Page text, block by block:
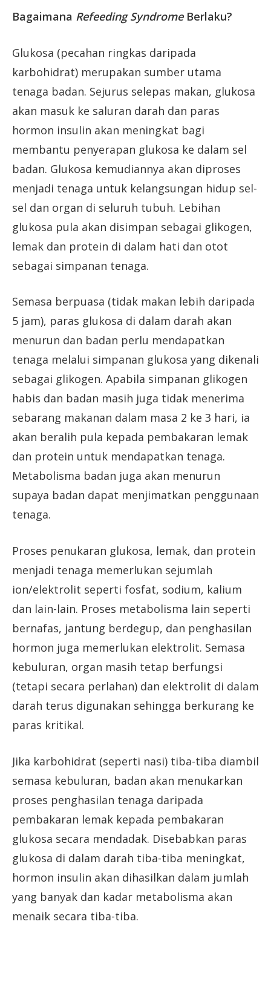
Bagaimana Refeeding SyndromeBerlaku?
Glukosa (pecahan ringkas daripada
karbohidrat) merupakan sumber utama
tenaga badan. Sejurus selepas makan, glukosa
akan masuk ke saluran darah dan paras
hormon insulin akan meningkat bagi
membantu penyerapan glukosa ke dalam sel
badan. Glukosa kemudiannya akan diproses
menjadi tenaga untuk kelangsungan hidup sel-
sel dan organ di seluruh tubuh. Lebihan
glukosa pula akan disimpan sebagai glikogen,
lemak dan protein di dalam hati dan otot
sebagai simpanan tenaga.
Semasa berpuasa (tidak makan lebih daripada
5 jam), paras glukosa di dalam darah akan
menurun dan badan perlu mendapatkan
tenaga melalui simpanan glukosa yang dikenali
sebagai glikogen. Apabila simpanan glikogen
habis dan badan masih juga tidak menerima
sebarang makanan dalam masa 2 ke 3 hari, ia
akan beralih pula kepada pembakaran lemak
dan protein untuk mendapatkan tenaga.
Metabolisma badan juga akan menurun
supaya badan dapat menjimatkan penggunaan
tenaga.
Proses penukaran glukosa, lemak, dan protein
menjadi tenaga memerlukan sejumlah
ion/elektrolit seperti fosfat, sodium, kalium
dan lain-lain. Proses metabolisma lain seperti
bernafas, jantung berdegup, dan penghasilan
hormon juga memerlukan elektrolit. Semasa
kebuluran, organ masih tetap berfungsi
(tetapi secara perlahan) dan elektrolit di dalam
darah terus digunakan sehingga berkurang ke
paras kritikal.
Jika karbohidrat (seperti nasi) tiba-tiba diambil
semasa kebuluran, badan akan menukarkan
proses penghasilan tenaga daripada
pembakaran lemak kepada pembakaran
glukosa secara mendadak. Disebabkan paras
glukosa di dalam darah tiba-tiba meningkat,
hormon insulin akan dihasilkan dalam jumlah
yang banyak dan kadar metabolisma akan
menaik secara tiba-tiba.